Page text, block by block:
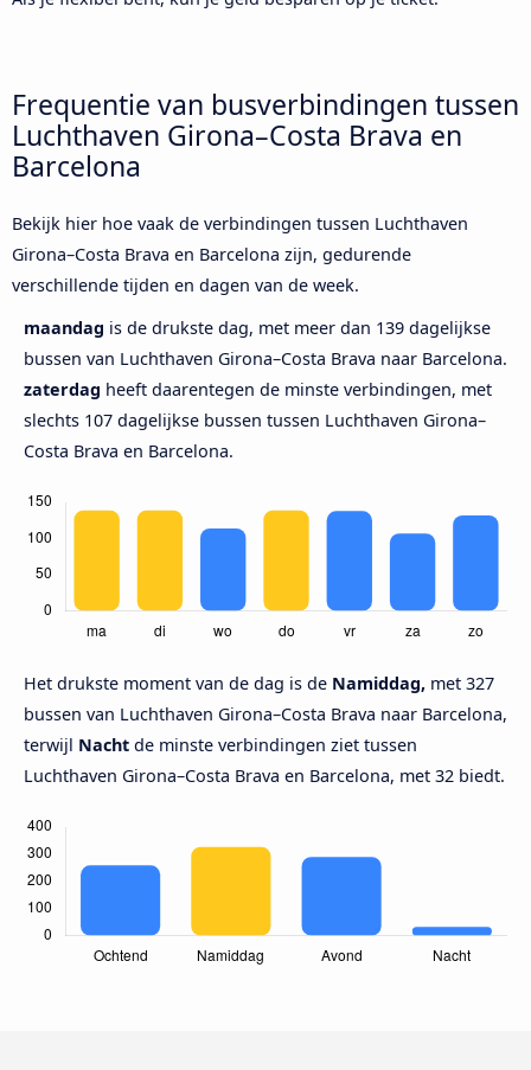
Frequentie van busverbindingen tussen
Luchthaven Girona–Costa Brava en
Barcelona
Bekijk hier hoe vaak de verbindingen tussen Luchthaven
Girona–Costa Brava en Barcelona zijn, gedurende
verschillende tijden en dagen van de week.
maandag is de drukste dag, met meer dan 139 dagelijkse
bussen van Luchthaven Girona–Costa Brava naar Barcelona.
zaterdag heeft daarentegen de minste verbindingen, met
slechts 107 dagelijkse bussen tussen Luchthaven Girona–
Costa Brava en Barcelona.
Het drukste moment van de dag is de Namiddag, met 327
bussen van Luchthaven Girona–Costa Brava naar Barcelona,
terwijl Nacht de minste verbindingen ziet tussen
Luchthaven Girona–Costa Brava en Barcelona, met 32 biedt.